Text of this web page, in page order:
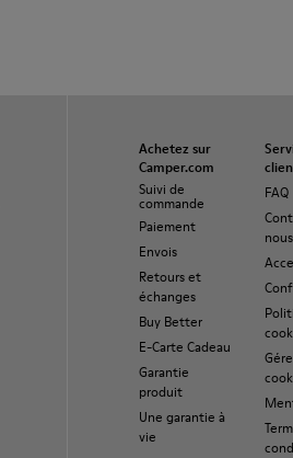
Achetez sur
Camper.com
Suivi de
commande
Paiement
Envois
Retours et
échanges
Buy Better
E-Carte Cadeau
Garantie
produit
Une garantie à
vie
FAQ
nous